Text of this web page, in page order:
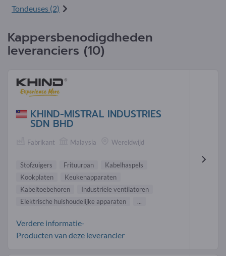
Tondeuses (2)
Kappersbenodigdheden
leveranciers (10)
KHIND-MISTRAL INDUSTRIES
SDN BHD
Fabrikant Malaysia Wereldwijd
Stofzuigers Frituurpan
Kabelhaspels
Kookplaten
Keukenapparaten
Kabeltoebehoren
Industriële ventilatoren
Elektrische huishoudelijke apparaten
...
Verdere informatie-
Producten van deze leverancier